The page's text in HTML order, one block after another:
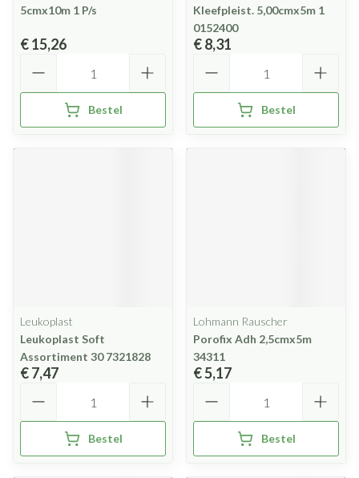
5cmx10m 1 P/s
€ 15,26
Bestel
Kleefpleist. 5,00cmx5m 1
0152400
€ 8,31
Bestel
Leukoplast
Leukoplast Soft
Assortiment 30 7321828
€ 7,47
Bestel
Lohmann Rauscher
Porofix Adh 2,5cmx5m
34311
€ 5,17
Bestel